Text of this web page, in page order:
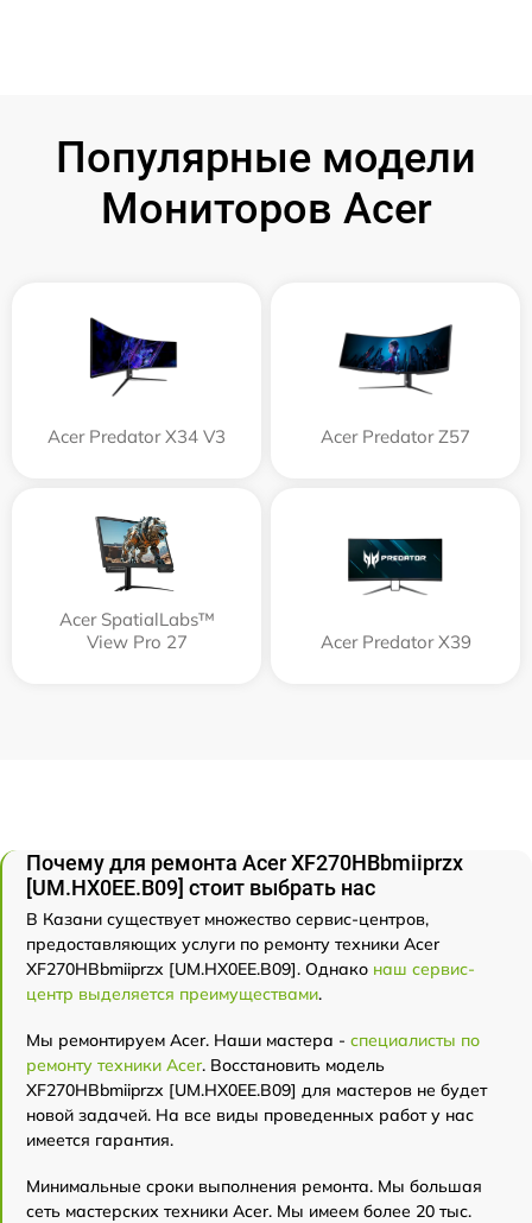
Популярные модели
Мониторов Acer
Acer Predator X34 V3 Acer Predator Z57
Acer SpatialLabs™
View Pro 27
Acer Predator X39
Почему для ремонта Acer XF270HBbmiiprzx
[UM.HX0EE.B09] стоит выбрать нас
В Казани существует множество сервис-центров,
предоставляющих услуги по ремонту техники Acer
XF270HBbmiiprzx [UM.HX0EE.B09]. Однако наш сервис-
центр выделяется преимуществами.
Мы ремонтируем Acer. Наши мастера - специалисты по
ремонту техники Acer. Восстановить модель
XF270HBbmiiprzx [UM.HX0EE.B09] для мастеров не будет
новой задачей. На все виды проведенных работ у нас
имеется гарантия.
Минимальные сроки выполнения ремонта. Мы большая
сеть мастерских техники Acer. Мы имеем более 20 тыс.